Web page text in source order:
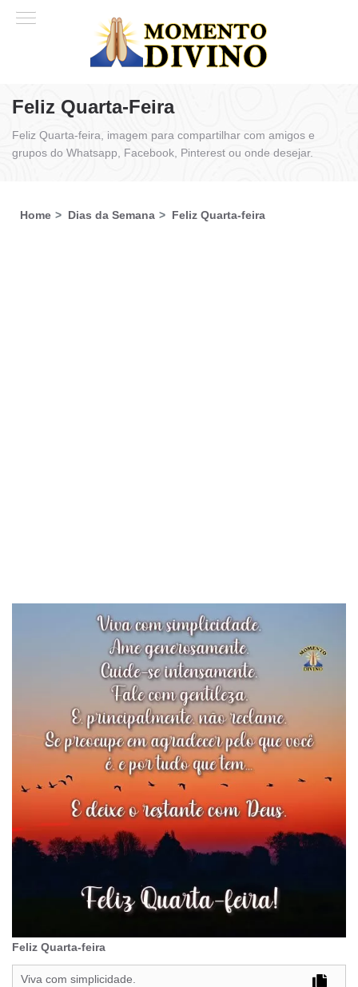
Feliz Quarta-Feira
Feliz Quarta-feira, imagem para compartilhar com amigos e
grupos do Whatsapp, Facebook, Pinterest ou onde desejar.
Home Dias da Semana Feliz Quarta-feira
Feliz Quarta-feira
Viva com simplicidade.